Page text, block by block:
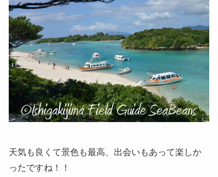
天気も良くて景色も最高、出会いもあって楽しか
ったですね！！